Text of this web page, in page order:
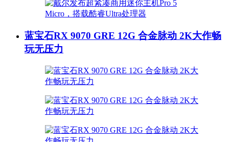
蓝宝石RX 9070 GRE 12G 合金脉动 2K大作畅
玩无压力